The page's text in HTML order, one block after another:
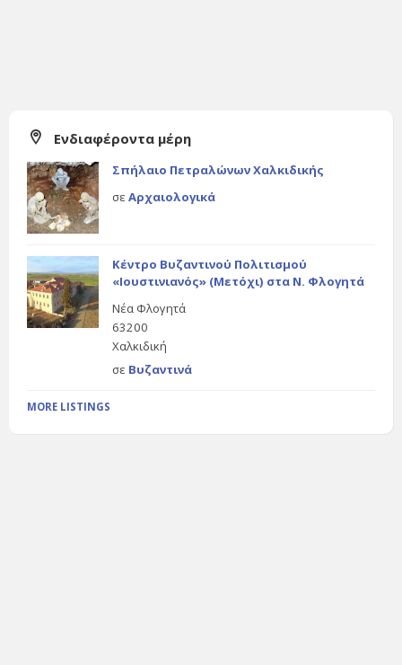
Ενδιαφέροντα μέρη
Σπήλαιο Πετραλώνων Χαλκιδικής
σε Αρχαιολογικά
Κέντρο Βυζαντινού Πολιτισμού
«Ιουστινιανός» (Μετόχι) στα Ν. Φλογητά
Νέα Φλογητά
63200
Χαλκιδική
σε Βυζαντινά
MORE LISTINGS